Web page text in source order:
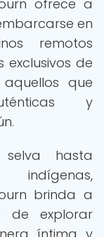
ofrece a
en
remotos
exclusivos de
que
y
hasta
indígenas,
brinda a
de explorar